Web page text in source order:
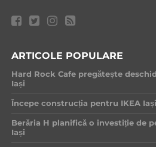
ARTICOLE POPULARE
Hard Rock Cafe pregătește
Iași
Începe construcția pentru IKEA Iași
Berăria H planifică o investiție de
Iași